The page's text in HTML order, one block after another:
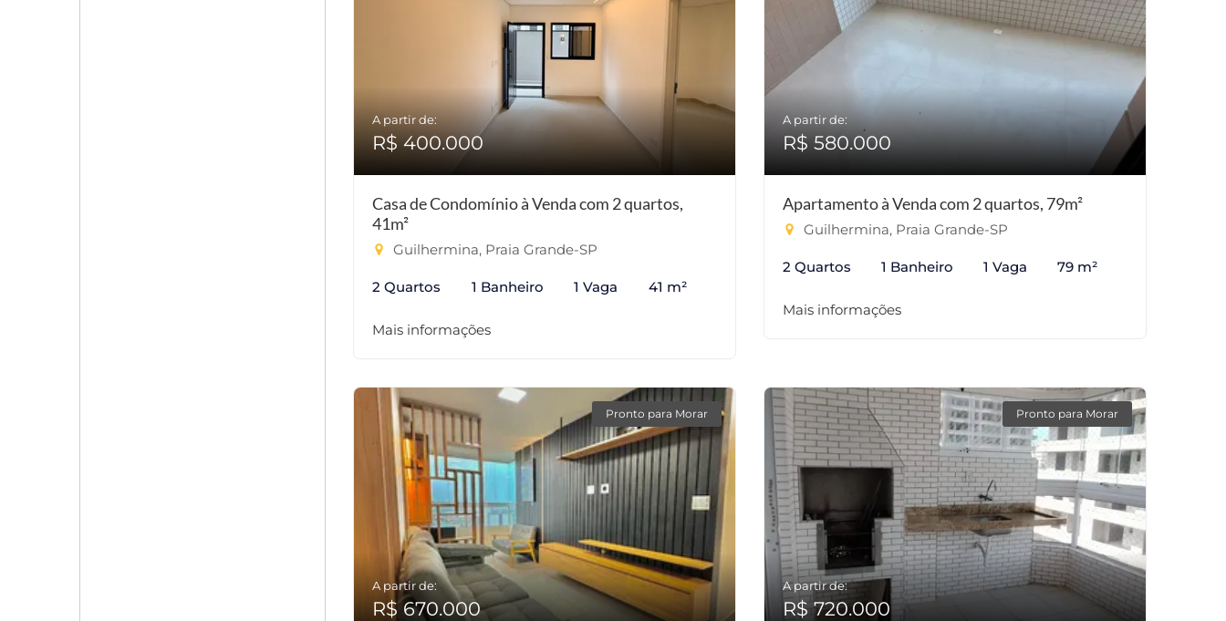
A partir de:
R$ 400.000
Casa de Condomínio à Venda com 2 quartos,
41m²
Guilhermina, Praia Grande-SP
2 Quartos 1 Banheiro 1 Vaga 41 m²
Mais informações
A partir de:
R$ 580.000
Apartamento à Venda com 2 quartos, 79m²
Guilhermina, Praia Grande-SP
2 Quartos 1 Banheiro 1 Vaga 79 m²
Mais informações
Pronto para Morar
A partir de:
R$ 670.000
Pronto para Morar
A partir de:
R$ 720.000